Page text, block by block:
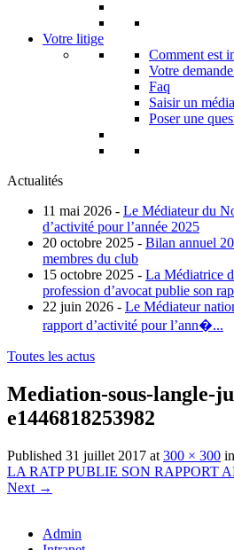
Votre litige
Comment est
Votre
Faq
Saisir un
Poser une
Actualités
11 mai 2026 - Le Médiateur du
d’activité pour l’année 2025
20 octobre 2025 - Bilan annuel
membres du club
15 octobre 2025 - La Médiatrice
profession d’avocat publie son
22 juin 2026 - Le Médiateur
rapport d’activité pour l’ann�...
Toutes les actus
Mediation-sous-langle-
e1446818253982
Published 31 juillet 2017 at 300 × 300 in
LA RATP PUBLIE SON RAPPORT
Next →
Admin